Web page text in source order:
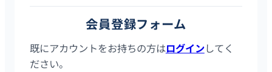
会員登録フォーム
既にアカウントをお持ちの方はログインしてく
ださい。